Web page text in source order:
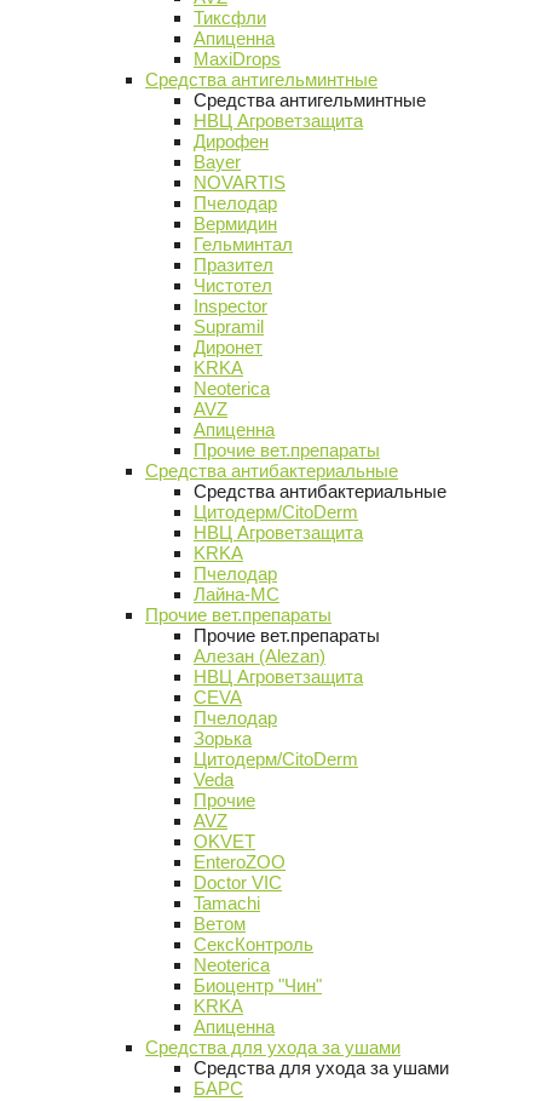
Тиксфли
Апиценна
MaxiDrops
Средства антигельминтные
Средства антигельминтные
НВЦ Агроветзащита
Дирофен
Bayer
NOVARTIS
Пчелодар
Вермидин
Гельминтал
Празител
Чистотел
Inspector
Supramil
Диронет
KRKA
Neoterica
AVZ
Апиценна
Прочие вет.препараты
Средства антибактериальные
Средства антибактериальные
Цитодерм/CitoDerm
НВЦ Агроветзащита
KRKA
Пчелодар
Лайна-МС
Прочие вет.препараты
Прочие вет.препараты
Алезан (Alezan)
НВЦ Агроветзащита
CEVA
Пчелодар
Зорька
Цитодерм/CitoDerm
Veda
Прочие
AVZ
OKVET
EnteroZOO
Doctor VIC
Tamachi
Ветом
СексКонтроль
Neoterica
Биоцентр "Чин"
KRKA
Апиценна
Средства для ухода за ушами
Средства для ухода за ушами
БАРС